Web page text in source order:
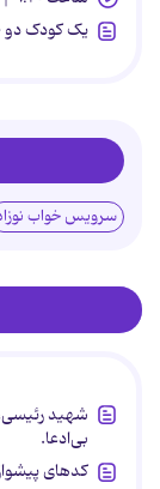
یک کودک دو
سرویس خواب
شهید
بی‌ادعا.
کدهای